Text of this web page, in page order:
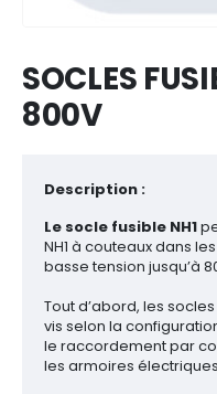
SOCLES
800V
Description :
Le socle fusible NH1
NH1 à couteaux dans
basse tension jusqu’à
Tout d’abord, les socles
vis selon la
le raccordement par
les armoires